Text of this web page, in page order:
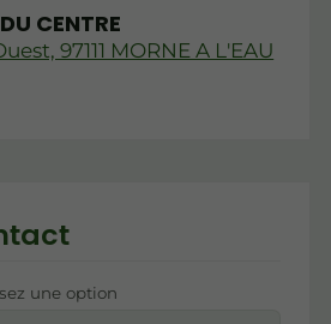
CENTRE
97111 MORNE A L'EAU
une option